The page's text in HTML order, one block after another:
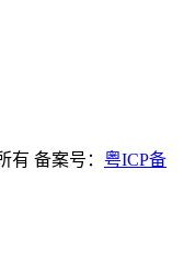
有 备案号： 粤ICP备